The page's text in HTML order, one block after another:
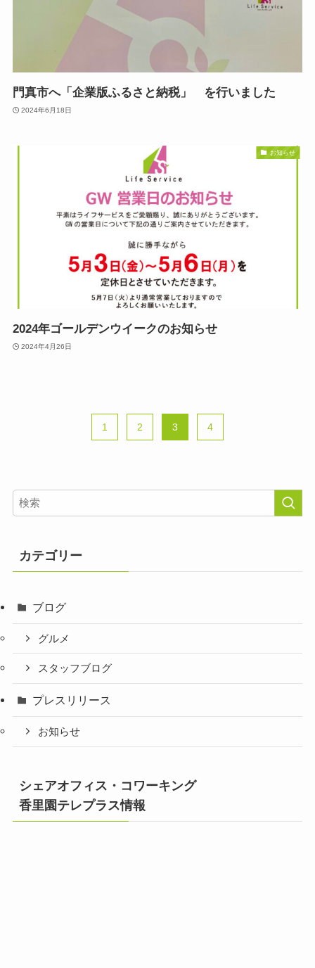
門真市へ「企業版ふるさと納税」 を行いました
2024年6月18日
お知らせ
2024年ゴールデンウイークのお知らせ
2024年4月26日
1 2 3 4
カテゴリー
ブログ
グルメ
スタッフブログ
プレスリリース
お知らせ
シェアオフィス・コワーキング
香里園テレプラス情報